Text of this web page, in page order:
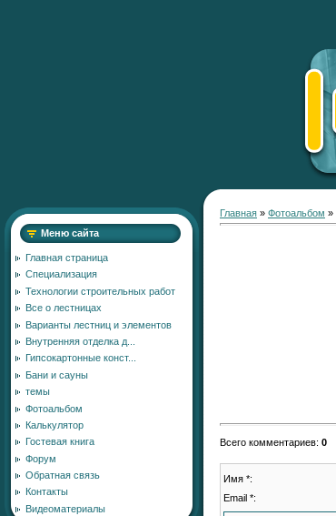
Меню сайта
Главная страница
Специализация
Технологии строительных работ
Все о лестницах
Варианты лестниц и элементов
Внутренняя отделка д...
Гипсокартонные конст...
Бани и сауны
темы
Фотоальбом
Калькулятор
Гостевая книга
Форум
Обратная связь
Контакты
Видеоматериалы
Главная » Фотоальбом »
Всего комментариев: 0
Имя *:
Email *: